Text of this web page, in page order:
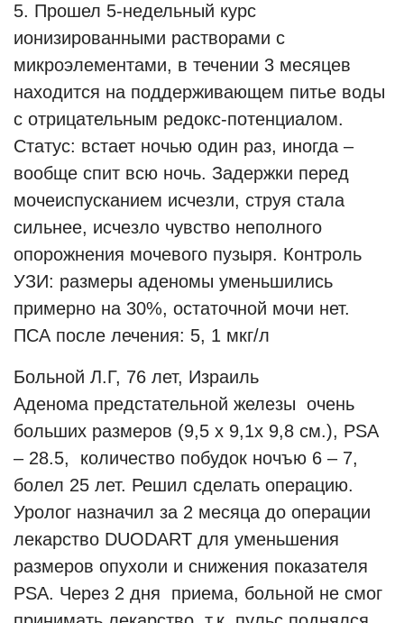
5. Прошел 5-недельный курс
ионизированными растворами с
микроэлементами, в течении 3 месяцев
находится на поддерживающем питье воды
с отрицательным редокс-потенциалом.
Статус: встает ночью один раз, иногда –
вообще спит всю ночь. Задержки перед
мочеиспусканием исчезли, струя стала
сильнее, исчезло чувство неполного
опорожнения мочевого пузыря. Контроль
УЗИ: размеры аденомы уменьшились
примерно на 30%, остаточной мочи нет.
ПСА после лечения: 5, 1 мкг/л
Больной Л.Г, 76 лет, Израиль
Аденома предстательной железы очень
больших размеров (9,5 х 9,1х 9,8 см.), PSA
– 28.5, количество побудок ночъю 6 – 7,
болел 25 лет. Решил сделать операцию.
Уролог назначил за 2 месяца до операции
лекарство DUODART для уменьшения
размеров опухоли и снижения показателя
PSA. Через 2 дня приема, больной не смог